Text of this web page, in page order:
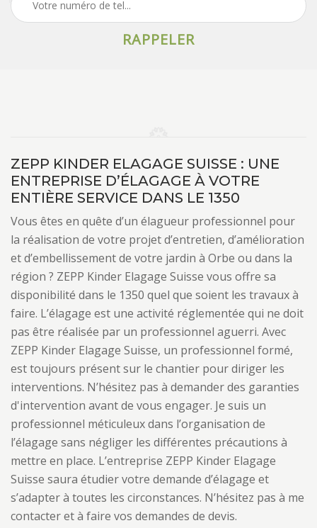
ZEPP KINDER ELAGAGE SUISSE : UNE
ENTREPRISE D’ÉLAGAGE À VOTRE
ENTIÈRE SERVICE DANS LE 1350
Vous êtes en quête d’un élagueur professionnel pour
la réalisation de votre projet d’entretien, d’amélioration
et d’embellissement de votre jardin à Orbe ou dans la
région ? ZEPP Kinder Elagage Suisse vous offre sa
disponibilité dans le 1350 quel que soient les travaux à
faire. L’élagage est une activité réglementée qui ne doit
pas être réalisée par un professionnel aguerri. Avec
ZEPP Kinder Elagage Suisse, un professionnel formé,
est toujours présent sur le chantier pour diriger les
interventions. N’hésitez pas à demander des garanties
d'intervention avant de vous engager. Je suis un
professionnel méticuleux dans l’organisation de
l’élagage sans négliger les différentes précautions à
mettre en place. L’entreprise ZEPP Kinder Elagage
Suisse saura étudier votre demande d’élagage et
s’adapter à toutes les circonstances. N’hésitez pas à me
contacter et à faire vos demandes de devis.